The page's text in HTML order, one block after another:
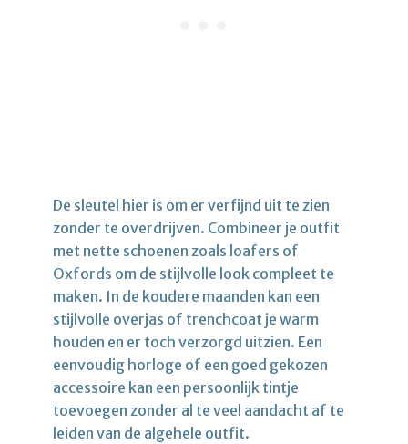
De sleutel hier is om er verfijnd uit te zien
zonder te overdrijven. Combineer je outfit
met nette schoenen zoals loafers of
Oxfords om de stijlvolle look compleet te
maken. In de koudere maanden kan een
stijlvolle overjas of trenchcoat je warm
houden en er toch verzorgd uitzien. Een
eenvoudig horloge of een goed gekozen
accessoire kan een persoonlijk tintje
toevoegen zonder al te veel aandacht af te
leiden van de algehele outfit.